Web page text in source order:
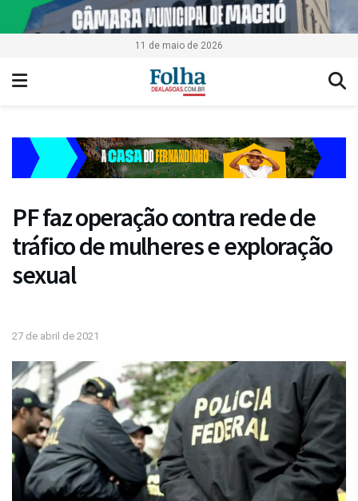
11 de maio de 2026
PF faz operação contra rede de
tráfico de mulheres e exploração
sexual
27 de abril de 2021